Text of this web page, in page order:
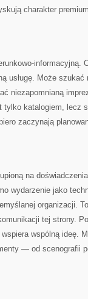
charakter
informacyjną.
usługę. Może
niezapomnianą
katalogiem, lecz
zaczynają
na
wydarzenie jako
organizacji.
tej strony.
wspólną ideę.
— od scenografii